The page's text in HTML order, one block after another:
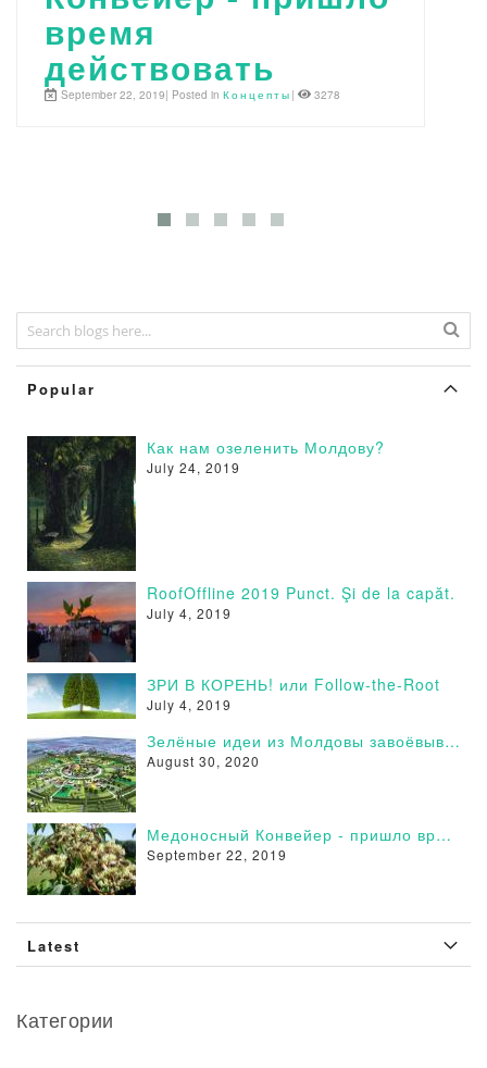
время
действовать
September 22, 2019| Posted in Концепты | 3278
Popular
Как нам озеленить Молдову?
July 24, 2019
RoofOffline 2019 Punct. Şi de la capăt.
July 4, 2019
ЗРИ В КОРЕНЬ! или Follow-the-Root
July 4, 2019
Зелёные идеи из Молдовы завоёвывают сторонников в России - Поддержи и Ты!
August 30, 2020
Медоносный Конвейер - пришло время действовать
September 22, 2019
Latest
Категории